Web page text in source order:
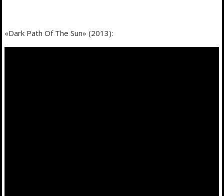
«Dark Path Of The Sun» (2013):